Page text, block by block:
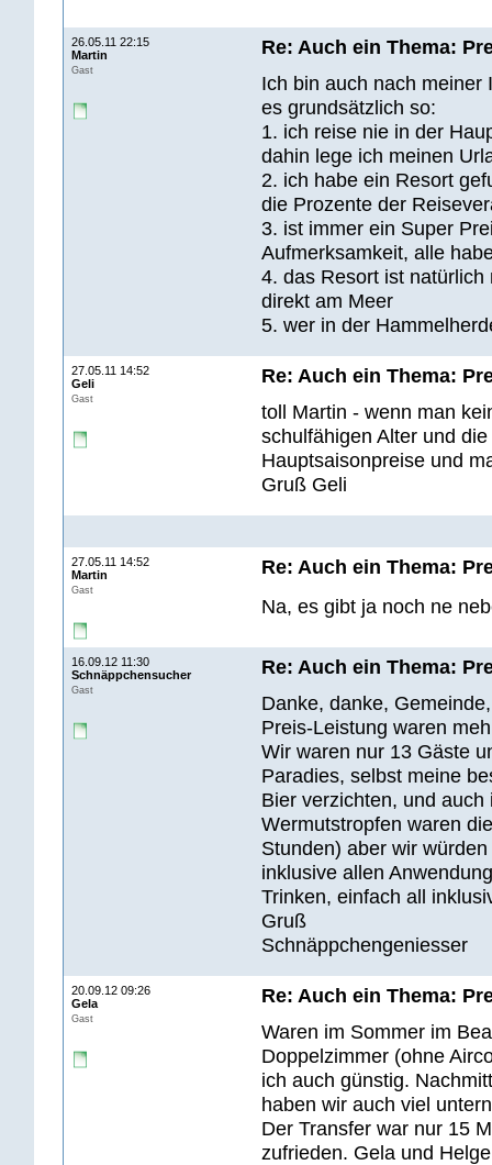
26.05.11 22:15
Martin
Gast
Re: Auch ein Thema:
Ich bin auch nach meiner
es grundsätzlich so:
1. ich reise nie in der
dahin lege ich meinen
2. ich habe ein Resort
die Prozente der
3. ist immer ein Super
Aufmerksamkeit, alle
4. das Resort ist
direkt am Meer
5. wer in der
27.05.11 14:52
Geli
Gast
Re: Auch ein Thema:
toll Martin - wenn man
schulfähigen Alter und
Hauptsaisonpreise und
Gruß Geli
27.05.11 14:52
Martin
Gast
Re: Auch ein Thema:
Na, es gibt ja noch ne
16.09.12 11:30
Schnäppchensucher
Gast
Re: Auch ein Thema:
Danke, danke,
Preis-Leistung waren
Wir waren nur 13 Gäste
Paradies, selbst meine
Bier verzichten, und
Wermutstropfen waren
Stunden) aber wir
inklusive allen
Trinken, einfach all
Gruß
Schnäppchengeniesser
20.09.12 09:26
Gela
Gast
Re: Auch ein Thema:
Waren im Sommer im
Doppelzimmer (ohne
ich auch günstig.
haben wir auch viel
Der Transfer war nur 15
zufrieden. Gela und Helge